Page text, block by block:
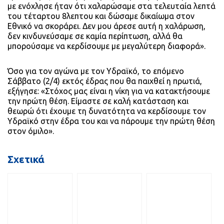
με ενόχλησε ήταν ότι χαλαρώσαμε στα τελευταία λεπτά
του τέταρτου 8λεπτου και δώσαμε δικαίωμα στον
Εθνικό να σκοράρει. Δεν μου άρεσε αυτή η χαλάρωση,
δεν κινδυνεύσαμε σε καμία περίπτωση, αλλά θα
μπορούσαμε να κερδίσουμε με μεγαλύτερη διαφορά».
Όσο για τον αγώνα με τον Υδραϊκό, το επόμενο
Σάββατο (2/4) εκτός έδρας που θα παιχθεί η πρωτιά,
εξήγησε: «Στόχος μας είναι η νίκη για να κατακτήσουμε
την πρώτη θέση. Είμαστε σε καλή κατάσταση και
θεωρώ ότι έχουμε τη δυνατότητα να κερδίσουμε τον
Υδραϊκό στην έδρα του και να πάρουμε την πρώτη θέση
στον όμιλο».
Σχετικά